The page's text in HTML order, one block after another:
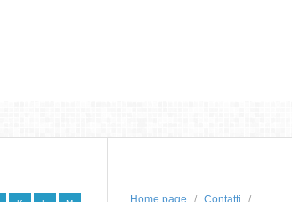
Home page Contatti